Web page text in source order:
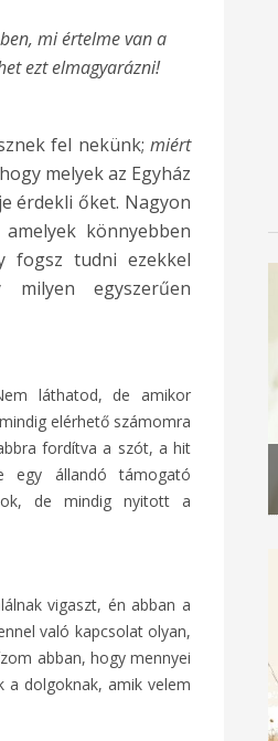
mi értelme van a
ezt elmagyarázni!
fel nekünk; miért
melyek az Egyház
érdekli őket. Nagyon
könnyebben
fogsz tudni ezekkel
egyszerűen
láthatod, de amikor
elérhető számomra
fordítva a szót, a hit
egy állandó támogató
de mindig nyitott a
vigaszt, én abban a
való kapcsolat olyan,
abban, hogy mennyei
dolgoknak, amik velem